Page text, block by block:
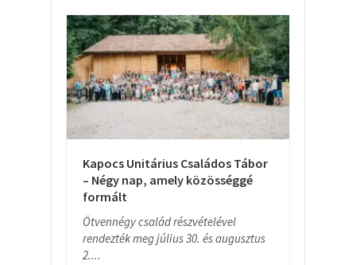
Kapocs Unitárius Családos Tábor
– Négy nap, amely közösséggé
formált
Ötvennégy család részvételével
rendezték meg július 30. és augusztus
2....